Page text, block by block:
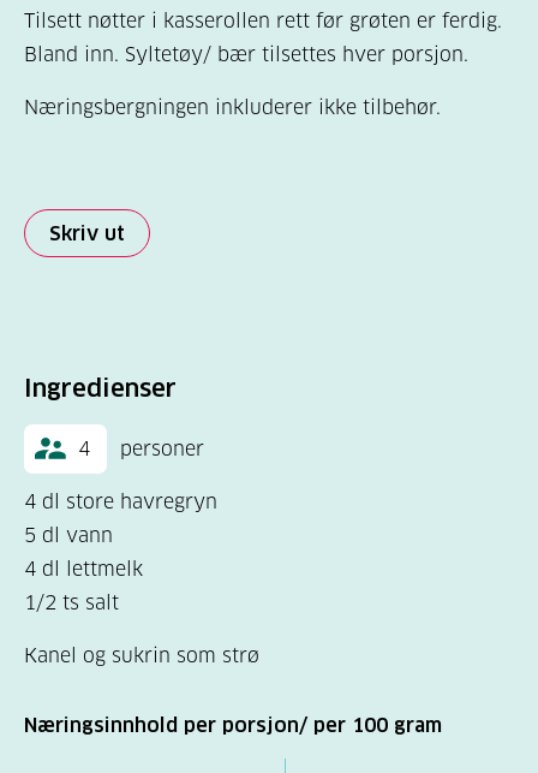
Tilsett nøtter i kasserollen rett før grøten er ferdig.
Bland inn. Syltetøy/ bær tilsettes hver porsjon.
Næringsbergningen inkluderer ikke tilbehør.
Skriv ut
Ingredienser
4 personer
4 dl store havregryn
5 dl vann
4 dl lettmelk
1/2 ts salt
Kanel og sukrin som strø
Næringsinnhold per porsjon/ per 100 gram